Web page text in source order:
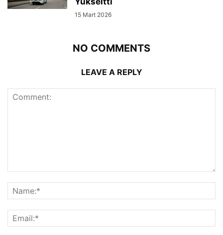
15 Mart 2026
NO COMMENTS
LEAVE A REPLY